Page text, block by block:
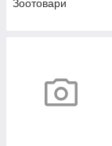
Зоотовари